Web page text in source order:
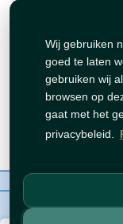
Wij gebruiken
goed te laten
gebruiken wij
browsen op
gaat met het
privacybeleid.
Beoordeling
Over ons